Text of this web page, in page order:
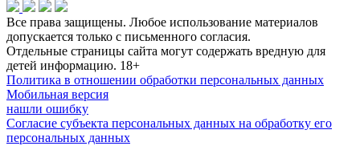
Все права защищены. Любое использование материалов
допускается только с письменного согласия.
Отдельные страницы сайта могут содержать вредную для
детей информацию. 18+
Политика в отношении обработки персональных данных
Мобильная версия
нашли ошибку
Согласие субъекта персональных данных на обработку его
персональных данных